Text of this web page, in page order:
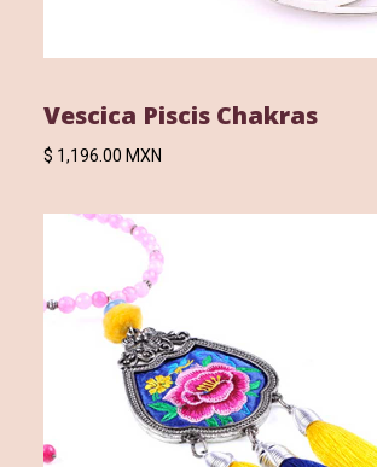
Vescica Piscis Chakras
$ 1,196.00 MXN